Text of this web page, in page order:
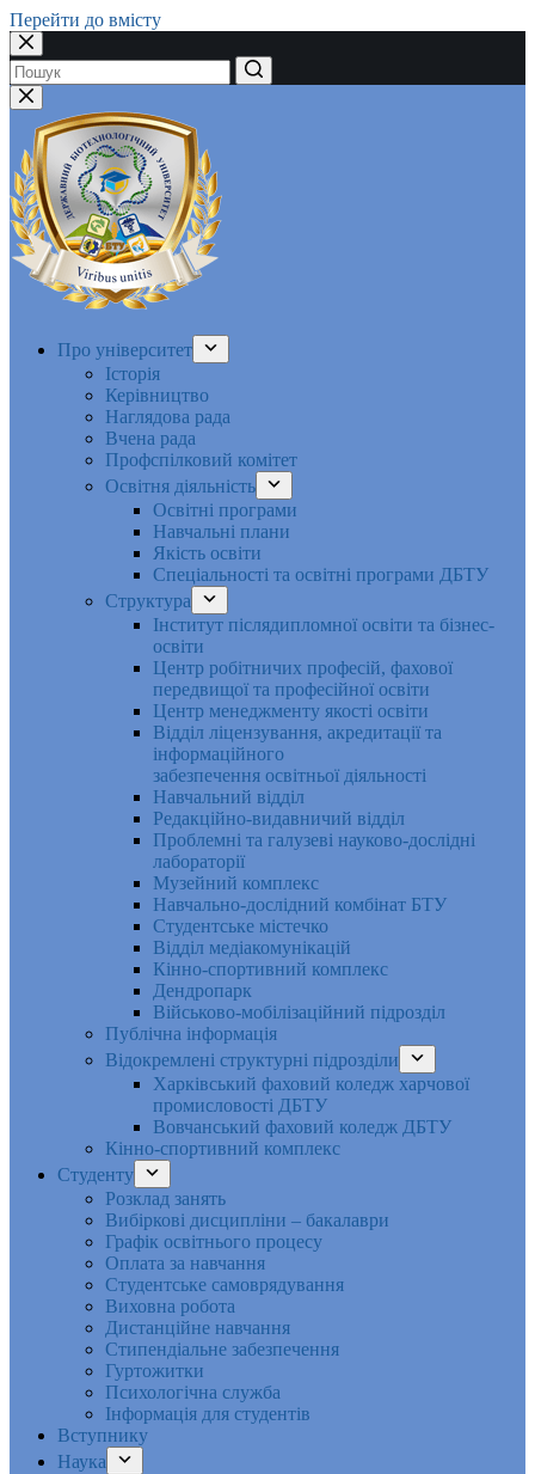
Перейти до вмісту
Немає
результатів
Про університет
Історія
Керівництво
Наглядова рада
Вчена рада
Профспілковий комітет
Освітня діяльність
Освітні програми
Навчальні плани
Якість освіти
Спеціальності та освітні програми ДБТУ
Структура
Інститут післядипломної освіти та бізнес-
освіти
Центр робітничих професій, фахової
передвищої та професійної освіти
Центр менеджменту якості освіти
Відділ ліцензування, акредитації та
інформаційного
забезпечення освітньої діяльності
Навчальний відділ
Редакційно-видавничий відділ
Проблемні та галузеві науково-дослідні
лабораторії
Музейний комплекс
Навчально-дослідний комбінат БТУ
Студентське містечко
Відділ медіакомунікацій
Кінно-спортивний комплекс
Дендропарк
Військово-мобілізаційний підрозділ
Публічна інформація
Відокремлені структурні підрозділи
Харківський фаховий коледж харчової
промисловості ДБТУ
Вовчанський фаховий коледж ДБТУ
Кінно-спортивний комплекс
Студенту
Розклад занять
Вибіркові дисципліни – бакалаври
Графік освітнього процесу
Оплата за навчання
Студентське самоврядування
Виховна робота
Дистанційне навчання
Стипендіальне забезпечення
Гуртожитки
Психологічна служба
Інформація для студентів
Вступнику
Наука